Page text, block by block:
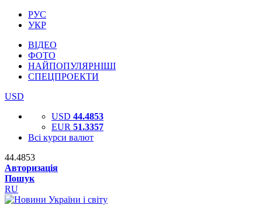
РУС
УКР
ВІДЕО
ФОТО
НАЙПОПУЛЯРНІШІ
СПЕЦПРОЕКТИ
USD
USD 44.4853
EUR 51.3357
Всі курси валют
44.4853
Авторизація
Пошук
RU